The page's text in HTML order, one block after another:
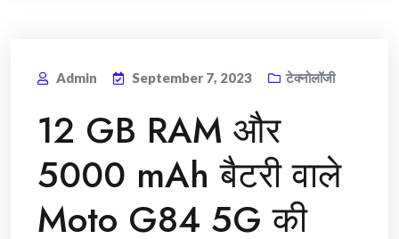
Admin September 7, 2023 टेक्नोलॉजी
12 GB RAM और
5000 mAh बैटरी वाले
Moto G84 5G की